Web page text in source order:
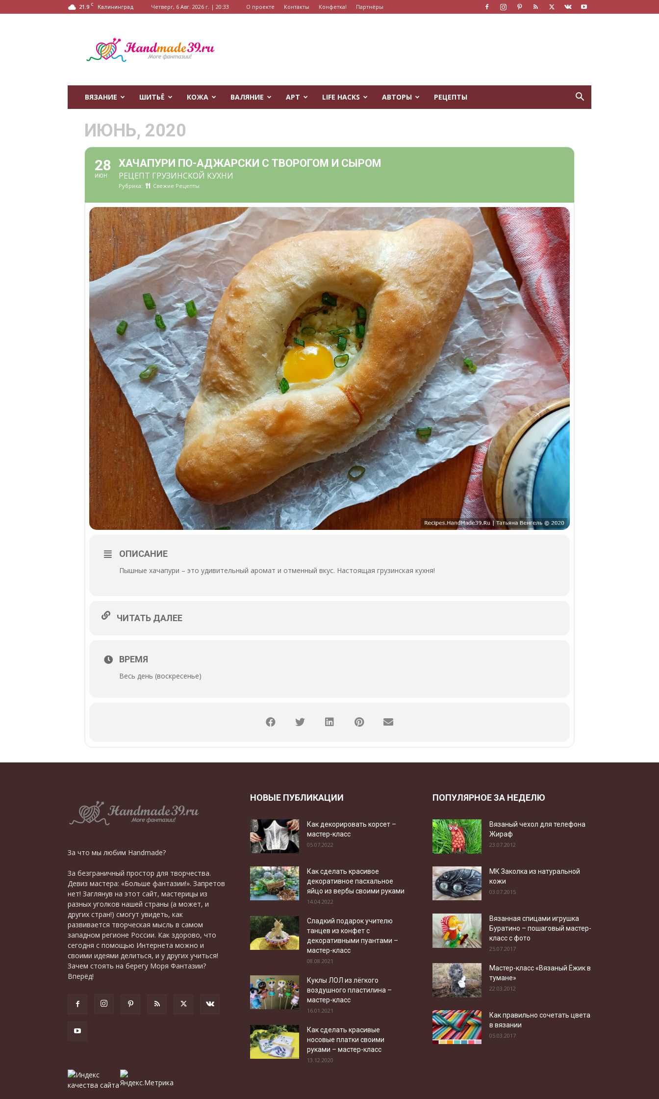
21.9 C Калининград Четверг, 6 Авг. 2026 г. | 20:33 О проекте Контакты Конфетка! Партнёры
ВЯЗАНИЕ ШИТЬЁ КОЖА ВАЛЯНИЕ АРТ LIFE HACKS АВТОРЫ РЕЦЕПТЫ
ИЮНЬ, 2020
28
ИЮН
ХАЧАПУРИ ПО-АДЖАРСКИ С ТВОРОГОМ И СЫРОМ
РЕЦЕПТ ГРУЗИНСКОЙ КУХНИ
Рубрика: Свежие Рецепты
ОПИСАНИЕ
Пышные хачапури – это удивительный аромат и отменный вкус. Настоящая грузинская кухня!
ЧИТАТЬ ДАЛЕЕ
ВРЕМЯ
Весь день (воскресенье)
За что мы любим Handmade?
За безграничный простор для творчества.
Девиз мастера: «Больше фантазии!». Запретов
нет! Заглянув на этот сайт, мастерицы из
разных уголков нашей страны (а может, и
других стран!) смогут увидеть, как
развивается творческая мысль в самом
западном регионе России. Как здорово, что
сегодня с помощью Интернета можно и
своими идеями делиться, и у других учиться!
Зачем стоять на берегу Моря Фантазии?
Вперёд!
НОВЫЕ ПУБЛИКАЦИИ
Как декорировать корсет –
мастер-класс
05.07.2022
Как сделать красивое
декоративное пасхальное
яйцо из вербы своими руками
14.04.2022
Сладкий подарок учителю
танцев из конфет с
декоративными пуантами –
мастер-класс
08.08.2021
Куклы ЛОЛ из лёгкого
воздушного пластилина –
мастер-класс
16.01.2021
Как сделать красивые
носовые платки своими
руками – мастер-класс
13.12.2020
ПОПУЛЯРНОЕ ЗА НЕДЕЛЮ
Вязаный чехол для телефона
Жираф
23.07.2012
МК Заколка из натуральной
кожи
03.07.2015
Вязанная спицами игрушка
Буратино – пошаговый мастер-
класс с фото
25.07.2017
Мастер-класс «Вязаный Ёжик в
тумане»
22.03.2012
Как правильно сочетать цвета
в вязании
05.03.2017